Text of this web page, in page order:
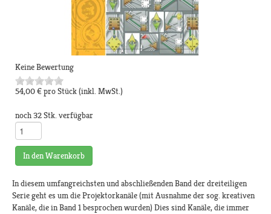
Keine Bewertung
54,00 €pro Stück(inkl. MwSt.)
noch 32 Stk. verfügbar
In den Warenkorb
In diesem umfangreichsten und abschließenden Band der dreiteiligen
Serie geht es um die Projektorkanäle (mit Ausnahme der sog. kreativen
Kanäle, die in Band 1 besprochen wurden) Dies sind Kanäle, die immer